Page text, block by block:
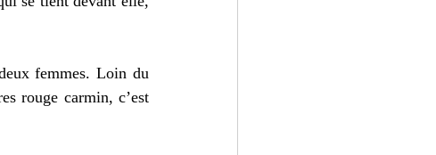
femmes. Loin du
rouge carmin, c’est